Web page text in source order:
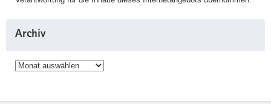
Archiv
Archiv